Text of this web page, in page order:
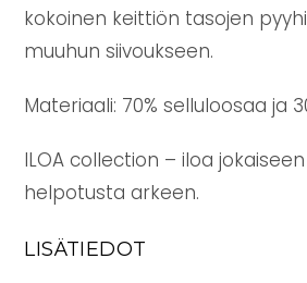
kokoinen keittiön tasojen
muuhun siivoukseen.
Materiaali: 70% selluloosaa ja
ILOA collection – iloa
helpotusta arkeen.
LISÄTIEDOT